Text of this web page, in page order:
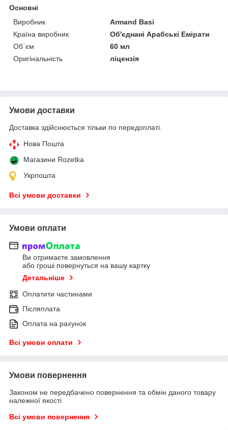
Основні
Виробник
Armand Basi
Країна виробник
Об'єднані Арабські Емірати
Об`єм
60 мл
Оригінальність
ліцензія
Умови доставки
Доставка здійснюється тільки по передоплаті.
Нова Пошта
Магазини Rozetka
Укрпошта
Всі умови доставки
Умови оплати
Ви отримаєте замовлення
або гроші повернуться на вашу картку
Детальніше
Оплатити частинами
Післяплата
Оплата на рахунок
Всі умови оплати
Умови повернення
Законом не передбачено повернення та обмін даного товару
належної якості
Всі умови повернення